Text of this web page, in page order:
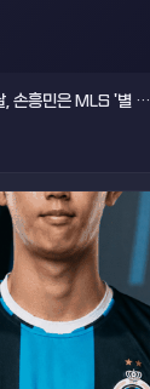
, 손흥민은 MLS '별 …